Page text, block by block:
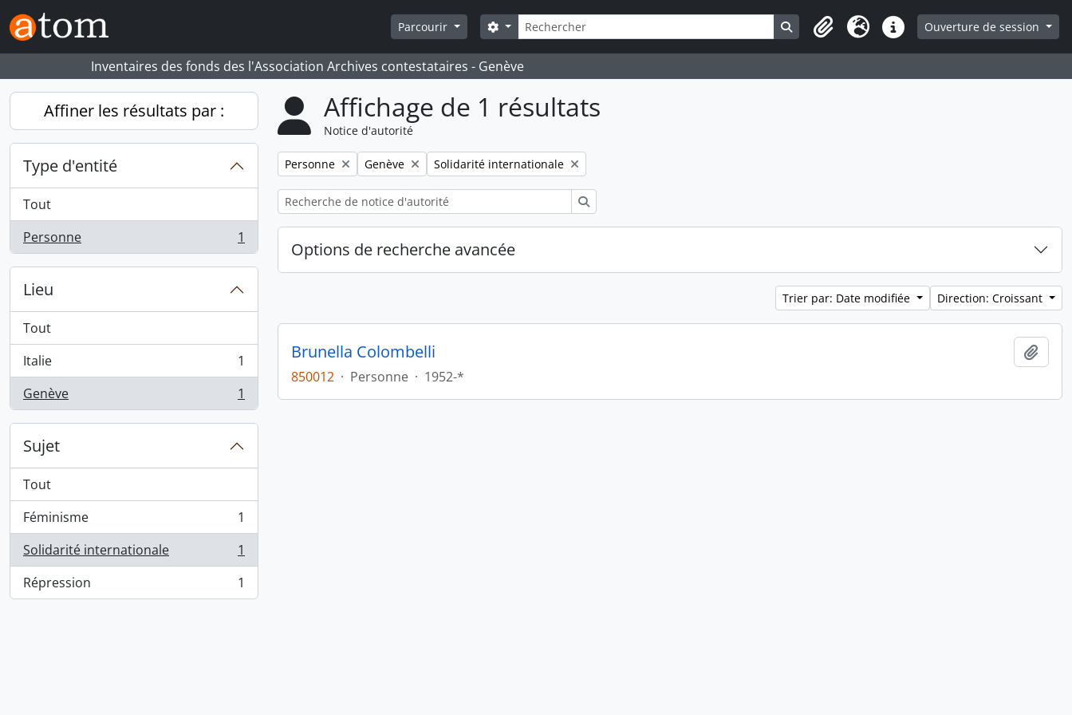
Skip to main content
Parcourir
Rechercher
Search options Search in browse page
Presse-papier
LangueLiens rapidesOuverture de session
Inventaires des fonds des l'Association Archives contestataires - Genève
Affiner les résultats par :
Type d'entité
Tout
Personne
, 1 résultats 1
Lieu
Tout
Italie
, 1 résultats
1
Genève
, 1 résultats 1
Sujet
Tout
Féminisme
, 1 résultats
1
Solidarité internationale
, 1 résultats
1
Répression
, 1 résultats 1
Affichage de 1 résultats
Notice d'autorité
Remove filter:
Personne Remove filter:
Genève Remove filter:
Solidarité internationale
Options de recherche avancée
Trier par: Date modifiée Direction: Croissant
Brunella Colombelli
850012 · Personne · 1952-*